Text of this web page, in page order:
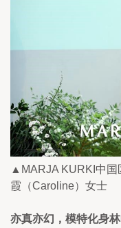
▲MARJA KURKI中国
霞（Caroline）女士
亦真亦幻，模特化身